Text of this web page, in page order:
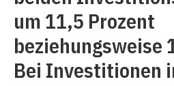
um 11,5 Prozent
beziehungsweise
Bei Investitionen